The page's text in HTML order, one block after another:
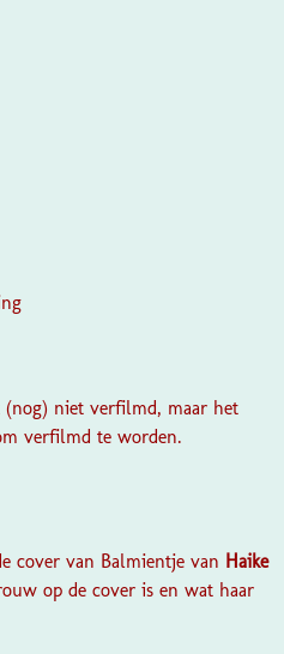
(nog) niet verfilmd, maar het
verfilmd te worden.
cover van Balmientje van Haike
op de cover is en wat haar